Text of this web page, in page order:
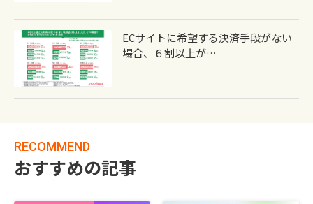
ECサイトに希望する決済手段がない
場合、６割以上が…
RECOMMEND
おすすめの記事